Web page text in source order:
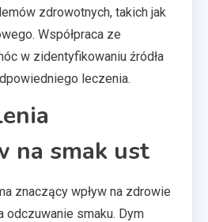
zdrowotnych, takich jak
Współpraca ze
w zidentyfikowaniu źródła
leczenia.
na smak ust
znaczący wpływ na zdrowie
odczuwanie smaku. Dym